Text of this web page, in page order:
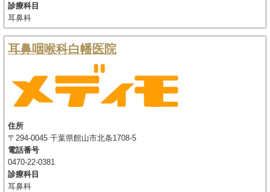
診療科目
耳鼻科
耳鼻咽喉科白幡医院
住所
〒294-0045 千葉県館山市北条1708-5
電話番号
0470-22-0381
診療科目
耳鼻科